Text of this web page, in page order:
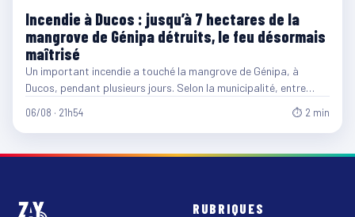
Incendie à Ducos : jusqu’à 7 hectares de la
mangrove de Génipa détruits, le feu désormais
maîtrisé
Un important incendie a touché la mangrove de Génipa, à
Ducos, pendant plusieurs jours. Selon la municipalité, entre…
06/08 · 21h54 ⏱ 2 min
RUBRIQUES